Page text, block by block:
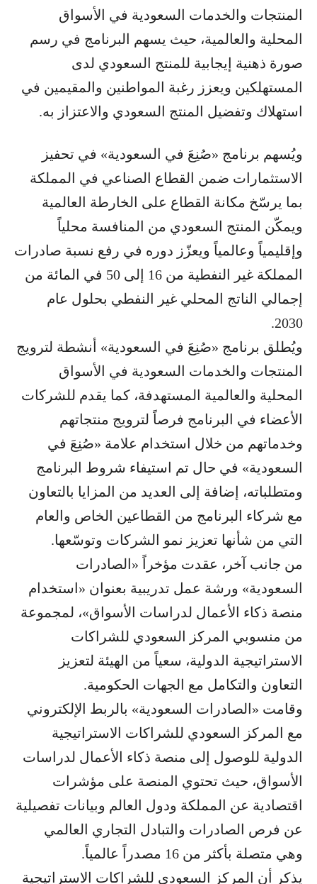
المنتجات والخدمات السعودية في الأسواق
المحلية والعالمية، حيث يسهم البرنامج في رسم
صورة ذهنية إيجابية للمنتج السعودي لدى
المستهلكين ويعزز رغبة المواطنين والمقيمين في
استهلاك وتفضيل المنتج السعودي والاعتزاز به.
ويُسهم برنامج «صُنِعَ في السعودية» في تحفيز
الاستثمارات ضمن القطاع الصناعي في المملكة
بما يرسّخ مكانة القطاع على الخارطة العالمية
ويمكّن المنتج السعودي من المنافسة محلياً
وإقليمياً وعالمياً ويعزّز دوره في رفع نسبة صادرات
المملكة غير النفطية من 16 إلى 50 في المائة من
إجمالي الناتج المحلي غير النفطي بحلول عام
2030.
ويُطلق برنامج «صُنِعَ في السعودية» أنشطة لترويج
المنتجات والخدمات السعودية في الأسواق
المحلية والعالمية المستهدفة، كما يقدم للشركات
الأعضاء في البرنامج فرصاً لترويج منتجاتهم
وخدماتهم من خلال استخدام علامة «صُنِعَ في
السعودية» في حال تم استيفاء شروط البرنامج
ومتطلباته، إضافة إلى العديد من المزايا بالتعاون
مع شركاء البرنامج من القطاعين الخاص والعام
التي من شأنها تعزيز نمو الشركات وتوسّعها.
من جانب آخر، عقدت مؤخراً «الصادرات
السعودية» ورشة عمل تدريبية بعنوان «استخدام
منصة ذكاء الأعمال لدراسات الأسواق»، لمجموعة
من منسوبي المركز السعودي للشراكات
الاستراتيجية الدولية، سعياً من الهيئة لتعزيز
التعاون والتكامل مع الجهات الحكومية.
وقامت «الصادرات السعودية» بالربط الإلكتروني
مع المركز السعودي للشراكات الاستراتيجية
الدولية للوصول إلى منصة ذكاء الأعمال لدراسات
الأسواق، حيث تحتوي المنصة على مؤشرات
اقتصادية عن المملكة ودول العالم وبيانات تفصيلية
عن فرص الصادرات والتبادل التجاري العالمي
وهي متصلة بأكثر من 16 مصدراً عالمياً.
يذكر أن المركز السعودي للشراكات الاستراتيجية